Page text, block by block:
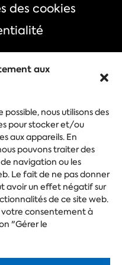
aux
nous utilisons des
pour stocker et/ou
aux appareils. En
pouvons traiter des
navigation ou les
Le fait de ne pas donner
avoir un effet négatif sur
de ce site web.
votre consentement à
"Gérer le
des cookies
Festival